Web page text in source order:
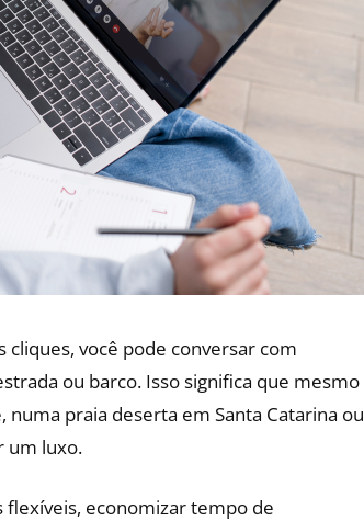
você pode conversar com
ou barco. Isso significa que mesmo
praia deserta em Santa Catarina ou
um luxo.
economizar tempo de